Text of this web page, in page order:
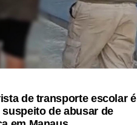
de transporte escolar é
suspeito de abusar de